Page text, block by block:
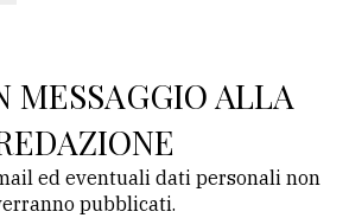
MESSAGGIO ALLA
ed eventuali dati personali non
pubblicati.